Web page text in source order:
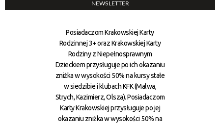
NEWSLETTER
Posiadaczom Krakowskiej Karty
Rodzinnej 3+ oraz Krakowskiej Karty
Rodziny z Niepełnosprawnym
Dzieckiem przysługuje po ich okazaniu
zniżka w wysokości 50% na kursy stałe
w siedzibie i klubach KFK (Malwa,
Strych, Kazimierz, Olsza). Posiadaczom
Karty Krakowskiej przysługuje po jej
okazaniu zniżka w wysokości 50% na